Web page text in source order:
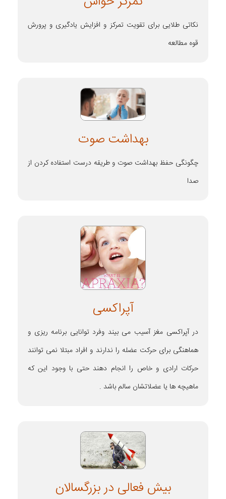
نکاتی طلایی برای تقویت تمرکز و افزایش یادگیری و پرورش
قوه مطالعه
بهداشت صوت
چگونگی حفظ بهداشت صوت و طریقه درست استفاده کردن از
صدا
آپراکسی
در آپراکسی مغز آسیب می بیند وفرد توانایی برنامه ریزی و
هماهنگی برای حرکت عضله را ندارند و افراد مبتلا نمی توانند
حرکات ارادی و خاص را انجام دهند حتی با وجود این که
ماهیچه ها یا عضلاتشان سالم باشد .
بیش فعالی در بزرگسالان